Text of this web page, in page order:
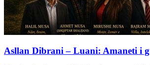
Asllan Dibrani – Luani: Amaneti i